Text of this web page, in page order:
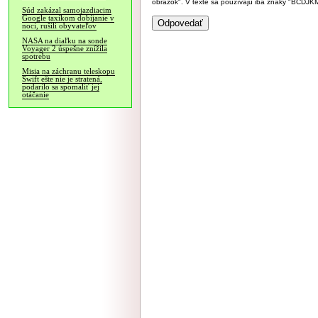
Súd zakázal samojazdiacim
Google taxíkom dobíjanie v
noci, rušili obyvateľov
NASA na diaľku na sonde
Voyager 2 úspešne znížila
spotrebu
Misia na záchranu teleskopu
Swift ešte nie je stratená,
podarilo sa spomaliť jej
otáčanie
obrázok". V texte sa používajú iba znaky